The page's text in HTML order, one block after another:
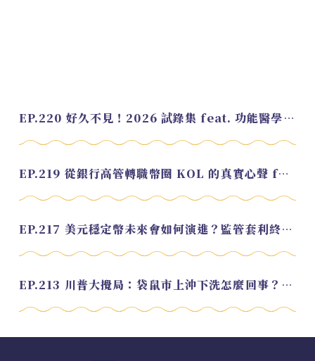
EP.220 好久不見！2026 試錄集 feat. 功能醫學營養師 美寶
EP.219 從銀行高管轉職幣圈 KOL 的真實心聲 feat.龜大
EP.217 美元穩定幣未來會如何演進？監管套利終將收斂？feat. 研究員 余哲安
EP.213 川普大攪局：袋鼠市上沖下洗怎麼回事？feat. Alvin